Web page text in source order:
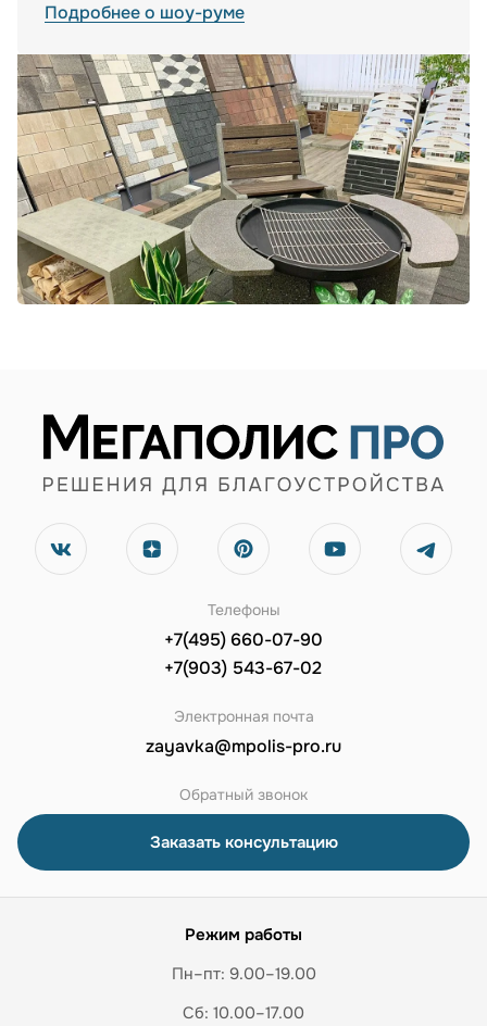
Подробнее о шоу-руме
Телефоны
+7(495) 660-07-90
+7(903) 543-67-02
Электронная почта
zayavka@mpolis-pro.ru
Обратный звонок
Заказать консультацию
Режим работы
Пн–пт: 9.00–19.00
Сб: 10.00–17.00